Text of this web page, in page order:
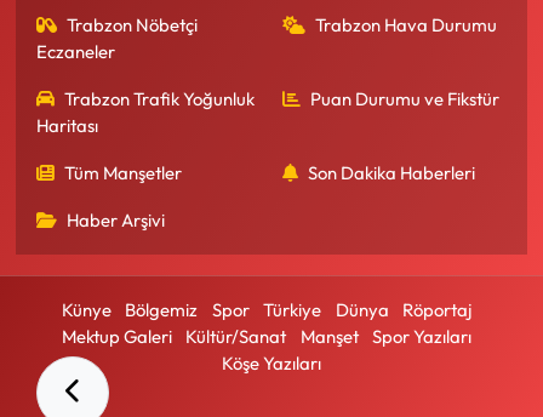
Trabzon Nöbetçi
Eczaneler
Trabzon Hava Durumu
Trabzon Trafik Yoğunluk
Haritası
Puan Durumu ve Fikstür
Tüm Manşetler Son Dakika Haberleri
Haber Arşivi
Künye Bölgemiz Spor Türkiye Dünya
Röportaj
Mektup Galeri
Kültür/Sanat Manşet
Spor Yazıları
Köşe Yazıları